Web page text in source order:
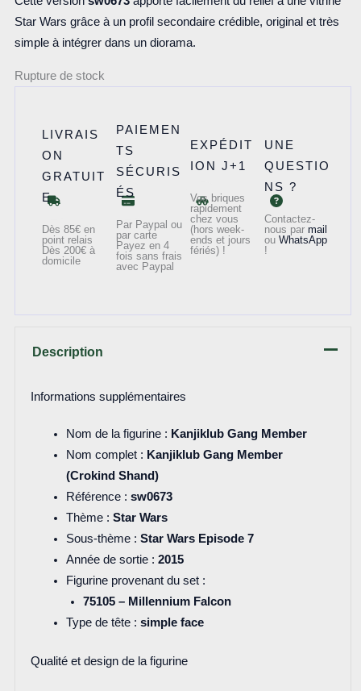
Star Wars grâce à un profil secondaire crédible, original et très
simple à intégrer dans un diorama.
Rupture de stock
LIVRAIS
ON
GRATUIT
E
Dès 85€ en
point relais
Dès 200€ à
domicile
PAIEMEN
TS
SÉCURIS
ÉS
Par Paypal ou
par carte
Payez en 4
fois sans frais
avec Paypal
EXPÉDIT
ION J+1
Vos briques
rapidement
chez vous
(hors week-
ends et jours
fériés) !
UNE
QUESTIO
NS ?
Contactez-
nous par mail
ou WhatsApp
!
Description
Informations supplémentaires
Nom de la figurine : Kanjiklub Gang Member
Nom complet : Kanjiklub Gang Member
(Crokind Shand)
Référence : sw0673
Thème : Star Wars
Sous-thème : Star Wars Episode 7
Année de sortie : 2015
Figurine provenant du set :
75105 – Millennium Falcon
Type de tête : simple face
Qualité et design de la figurine